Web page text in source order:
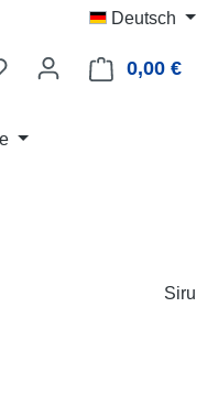
Deutsch
0,00 €
Siru